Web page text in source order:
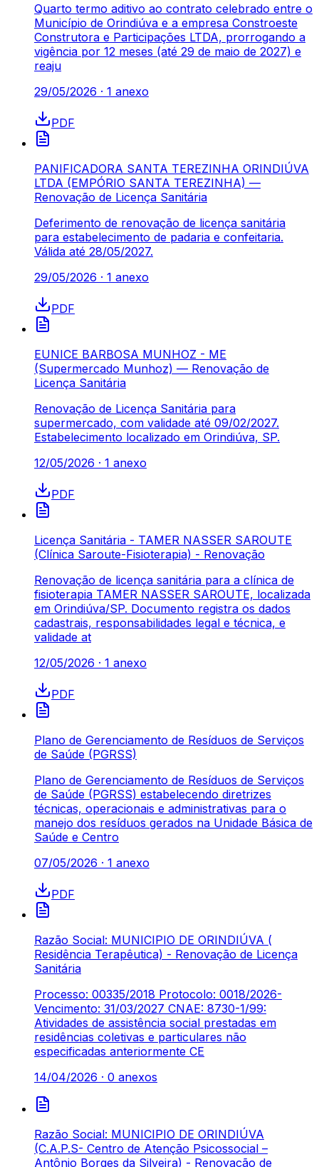
Quarto termo aditivo ao contrato celebrado entre o
Município de Orindiúva e a empresa Constroeste
Construtora e Participações LTDA, prorrogando a
vigência por 12 meses (até 29 de maio de 2027) e
reaju
29/05/2026 · 1 anexo
PDF
PANIFICADORA SANTA TEREZINHA ORINDIÚVA
LTDA (EMPÓRIO SANTA TEREZINHA) —
Renovação de Licença Sanitária
Deferimento de renovação de licença sanitária
para estabelecimento de padaria e confeitaria.
Válida até 28/05/2027.
29/05/2026 · 1 anexo
PDF
EUNICE BARBOSA MUNHOZ - ME
(Supermercado Munhoz) — Renovação de
Licença Sanitária
Renovação de Licença Sanitária para
supermercado, com validade até 09/02/2027.
Estabelecimento localizado em Orindiúva, SP.
12/05/2026 · 1 anexo
PDF
Licença Sanitária - TAMER NASSER SAROUTE
(Clínica Saroute-Fisioterapia) - Renovação
Renovação de licença sanitária para a clínica de
fisioterapia TAMER NASSER SAROUTE, localizada
em Orindiúva/SP. Documento registra os dados
cadastrais, responsabilidades legal e técnica, e
validade at
12/05/2026 · 1 anexo
PDF
Plano de Gerenciamento de Resíduos de Serviços
de Saúde (PGRSS)
Plano de Gerenciamento de Resíduos de Serviços
de Saúde (PGRSS) estabelecendo diretrizes
técnicas, operacionais e administrativas para o
manejo dos resíduos gerados na Unidade Básica de
Saúde e Centro
07/05/2026 · 1 anexo
PDF
Razão Social: MUNICIPIO DE ORINDIÚVA (
Residência Terapêutica) - Renovação de Licença
Sanitária
Processo: 00335/2018 Protocolo: 0018/2026-
Vencimento: 31/03/2027 CNAE: 8730-1/99:
Atividades de assistência social prestadas em
residências coletivas e particulares não
especificadas anteriormente CE
14/04/2026 · 0 anexos
Razão Social: MUNICIPIO DE ORINDIÚVA
(C.A.P.S- Centro de Atenção Psicossocial –
Antônio Borges da Silveira) - Renovação de